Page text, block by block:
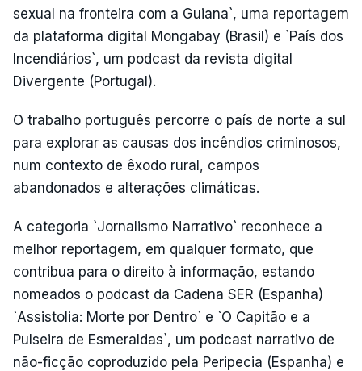
sexual na fronteira com a Guiana`, uma reportagem
da plataforma digital Mongabay (Brasil) e `País dos
Incendiários`, um podcast da revista digital
Divergente (Portugal).
O trabalho português percorre o país de norte a sul
para explorar as causas dos incêndios criminosos,
num contexto de êxodo rural, campos
abandonados e alterações climáticas.
A categoria `Jornalismo Narrativo` reconhece a
melhor reportagem, em qualquer formato, que
contribua para o direito à informação, estando
nomeados o podcast da Cadena SER (Espanha)
`Assistolia: Morte por Dentro` e `O Capitão e a
Pulseira de Esmeraldas`, um podcast narrativo de
não-ficção coproduzido pela Peripecia (Espanha) e